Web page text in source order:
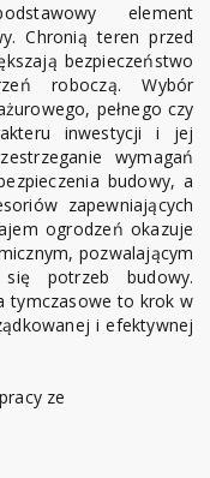
element
Chronią teren przed
bezpieczeństwo
roboczą. Wybór
pełnego czy
inwestycji i jej
wymagań
budowy, a
zapewniających
ogrodzeń okazuje
pozwalającym
potrzeb budowy.
tymczasowe to krok w
i efektywnej
ze